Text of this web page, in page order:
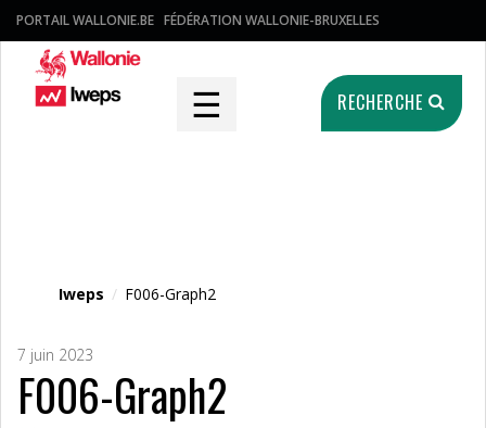
PORTAIL WALLONIE.BE FÉDÉRATION WALLONIE-BRUXELLES
☰ RECHERCHE
Iweps / F006-Graph2
7 juin 2023
F006-Graph2